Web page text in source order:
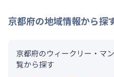
京都府の地域情報から探
京都府のウィークリー・マ
覧から探す